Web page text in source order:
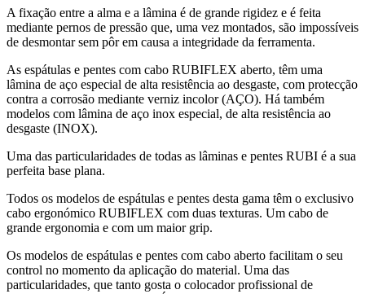
A fixação entre a alma e a lâmina é de grande rigidez e é feita
mediante pernos de pressão que, uma vez montados, são impossíveis
de desmontar sem pôr em causa a integridade da ferramenta.
As espátulas e pentes com cabo RUBIFLEX aberto, têm uma
lâmina de aço especial de alta resistência ao desgaste, com protecção
contra a corrosão mediante verniz incolor (AÇO). Há também
modelos com lâmina de aço inox especial, de alta resistência ao
desgaste (INOX).
Uma das particularidades de todas as lâminas e pentes RUBI é a sua
perfeita base plana.
Todos os modelos de espátulas e pentes desta gama têm o exclusivo
cabo ergonómico RUBIFLEX com duas texturas. Um cabo de
grande ergonomia e com um maior grip.
Os modelos de espátulas e pentes com cabo aberto facilitam o seu
control no momento da aplicação do material. Uma das
particularidades, que tanto gosta o colocador profissional de